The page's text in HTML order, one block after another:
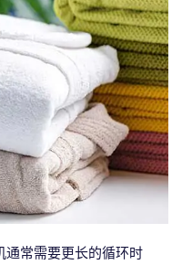
通常需要更长的循环时